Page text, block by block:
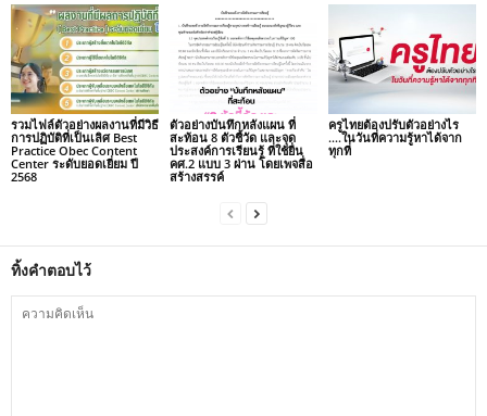
รวมไฟล์ตัวอย่างผลงานที่มีวิธี
การปฏิบัติที่เป็นเลิศ Best
Practice Obec Content
Center ระดับยอดเยี่ยม ปี
2568
ตัวอย่างบันทึกหลังแผน ที่
สะท้อน 8 ตัวชี้วัด และจุด
ประสงค์การเรียนรู้ ที่ใช้ยื่น
คศ.2 แบบ 3 ผ่าน โดยเพจสื่อ
สร้างสรรค์
ครูไทยต้องปรับตัวอย่างไร
….ในวันที่ความรู้หาได้จาก
ทุกที่
ทิ้งคำตอบไว้